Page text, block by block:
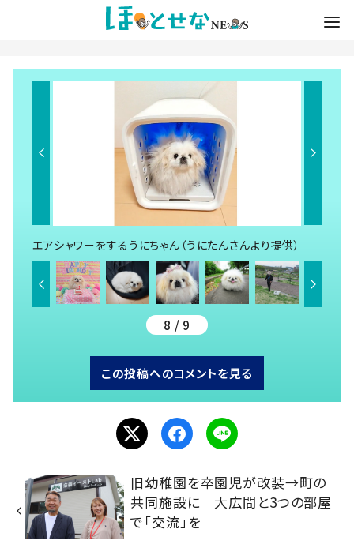
エアシャワーをするうにちゃん（うにたんさんより提供）
8 / 9
この投稿へのコメントを見る
旧幼稚園を卒園児が改装→町の
共同施設に 大広間と3つの部屋
で「交流」を